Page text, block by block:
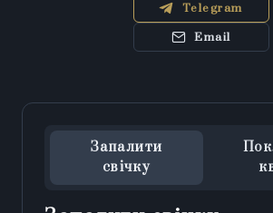
Telegram
Email
Запалити
свічку